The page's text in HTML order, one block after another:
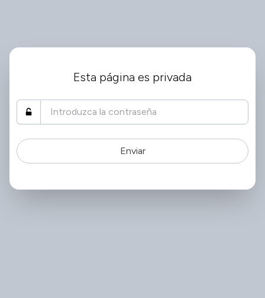
Esta página es privada
Enviar